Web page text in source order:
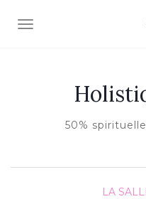
AFFICHER/MASQUER
50%
LA